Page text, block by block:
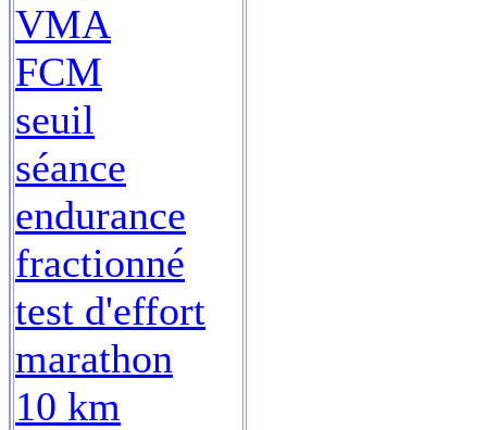
VMA
FCM
seuil
séance
endurance
fractionné
test d'effort
marathon
10 km